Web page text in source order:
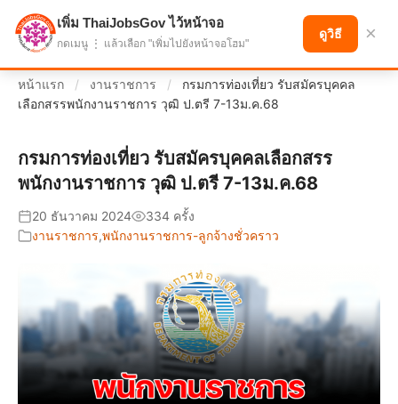
แบ่งปันโอกาส เพื่ออนาคตที่ก้าวหน้า
หน้าแรก / งานราชการ /
กรมการท่องเที่ยว รับสมัครบุคคล
เลือกสรรพนักงานราชการ วุฒิ ป.ตรี 7-13ม.ค.68
กรมการท่องเที่ยว รับสมัครบุคคลเลือกสรร
พนักงานราชการ วุฒิ ป.ตรี 7-13ม.ค.68
20 ธันวาคม 2024
334 ครั้ง
งานราชการ,พนักงานราชการ-ลูกจ้างชั่วคราว
เพิ่ม ThaiJobsGov ไว้หน้าจอ
กดเมนู ⋮ แล้วเลือก "เพิ่มไปยังหน้าจอโฮม"
ดูวิธี ×